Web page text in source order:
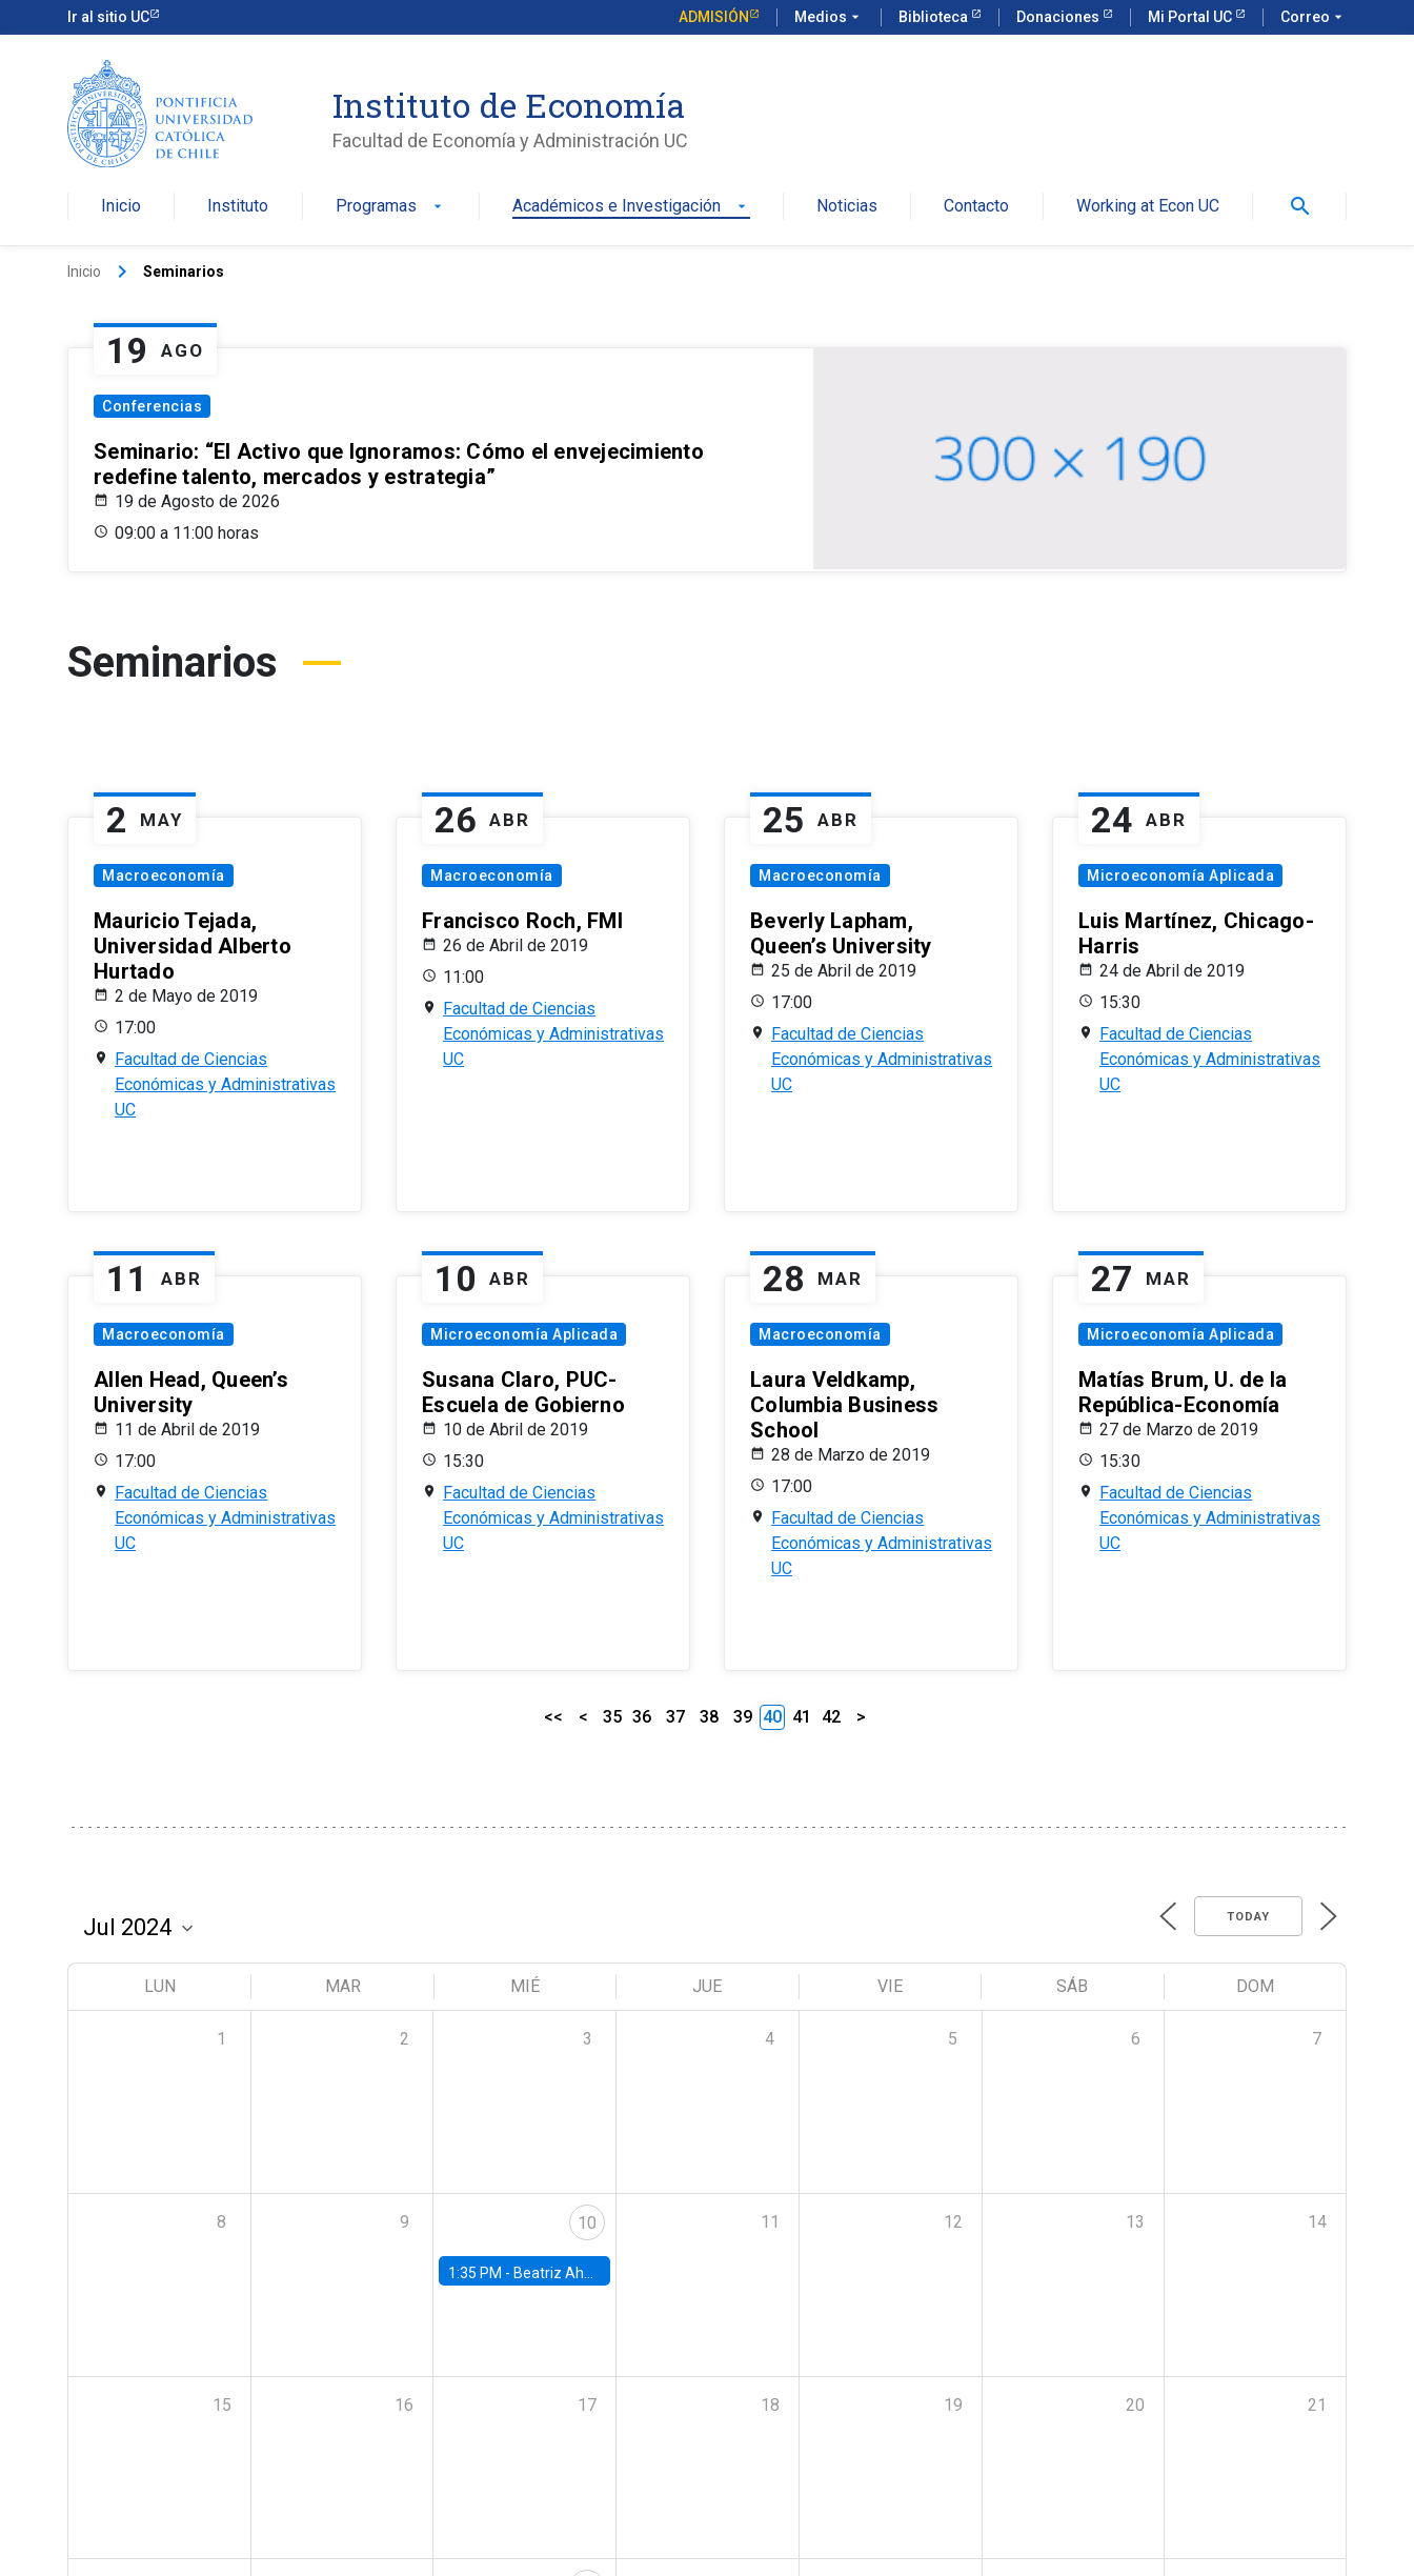
Ir al sitio UC ADMISIÓN Medios arrow_drop_down Biblioteca Donaciones Mi Portal UC Correo arrow_drop_down
Instituto de Economía
Facultad de Economía y Administración UC
Inicio Instituto Programas arrow_drop_down Académicos e Investigación arrow_drop_down Noticias Contacto Working at Econ UC search
Inicio keyboard_arrow_right Seminarios
19 AGO
Conferencias
Seminario: “El Activo que Ignoramos: Cómo el envejecimiento
redefine talento, mercados y estrategia”
19 de Agosto de 2026
09:00 a 11:00 horas
Seminarios
2 MAY
Macroeconomía
Mauricio Tejada,
Universidad Alberto
Hurtado
2 de Mayo de 2019
17:00
Facultad de Ciencias
Económicas y Administrativas
UC
26 ABR
Macroeconomía
Francisco Roch, FMI
26 de Abril de 2019
11:00
Facultad de Ciencias
Económicas y Administrativas
UC
25 ABR
Macroeconomía
Beverly Lapham,
Queen’s University
25 de Abril de 2019
17:00
Facultad de Ciencias
Económicas y Administrativas
UC
24 ABR
Microeconomía Aplicada
Luis Martínez, Chicago-
Harris
24 de Abril de 2019
15:30
Facultad de Ciencias
Económicas y Administrativas
UC
11 ABR
Macroeconomía
Allen Head, Queen’s
University
11 de Abril de 2019
17:00
Facultad de Ciencias
Económicas y Administrativas
UC
10 ABR
Microeconomía Aplicada
Susana Claro, PUC-
Escuela de Gobierno
10 de Abril de 2019
15:30
Facultad de Ciencias
Económicas y Administrativas
UC
28 MAR
Macroeconomía
Laura Veldkamp,
Columbia Business
School
28 de Marzo de 2019
17:00
Facultad de Ciencias
Económicas y Administrativas
UC
27 MAR
Microeconomía Aplicada
Matías Brum, U. de la
República-Economía
27 de Marzo de 2019
15:30
Facultad de Ciencias
Económicas y Administrativas
UC
<< < 35 36 37 38 39 40 41 42 >
TODAY
LUN MAR MIÉ JUE VIE SÁB DOM
1 2 3 4 5 6 7
8 9 10
1:35 PM - Beatriz Ahumada, PhD candidate, Universidad de Pittsburgh
11 12 13 14
15 16 17 18 19 20 21